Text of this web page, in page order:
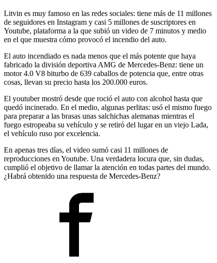
Litvin es muy famoso en las redes sociales: tiene más de 11 millones
de seguidores en Instagram y casi 5 millones de suscriptores en
Youtube, plataforma a la que subió un video de 7 minutos y medio
en el que muestra cómo provocó el incendio del auto.
El auto incendiado es nada menos que el más potente que haya
fabricado la división deportiva AMG de Mercedes-Benz: tiene un
motor 4.0 V8 biturbo de 639 caballos de potencia que, entre otras
cosas, llevan su precio hasta los 200.000 euros.
El youtuber mostró desde que roció el auto con alcohol hasta que
quedó incinerado. En el medio, algunas perlitas: usó el mismo fuego
para preparar a las brasas unas salchichas alemanas mientras el
fuego estropeaba su vehículo y se retiró del lugar en un viejo Lada,
el vehículo ruso por excelencia.
En apenas tres días, el video sumó casi 11 millones de
reproducciones en Youtube. Una verdadera locura que, sin dudas,
cumplió el objetivo de llamar la atención en todas partes del mundo.
¿Habrá obtenido una respuesta de Mercedes-Benz?